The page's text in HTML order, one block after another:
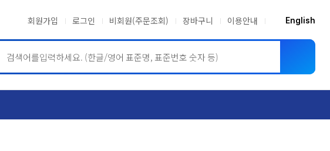
회원가입 로그인 비회원(주문조회) 장바구니 이용안내 English